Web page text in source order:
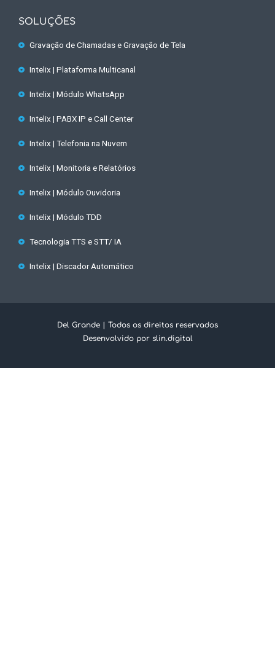
SOLUÇÕES
Gravação de Chamadas e Gravação de Tela
Intelix | Plataforma Multicanal
Intelix | Módulo WhatsApp
Intelix | PABX IP e Call Center
Intelix | Telefonia na Nuvem
Intelix | Monitoria e Relatórios
Intelix | Módulo Ouvidoria
Intelix | Módulo TDD
Tecnologia TTS e STT/ IA
Intelix | Discador Automático
Del Grande | Todos os direitos reservados
Desenvolvido por slin.digital